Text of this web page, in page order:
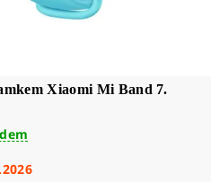
Xiaomi Mi Band 7.